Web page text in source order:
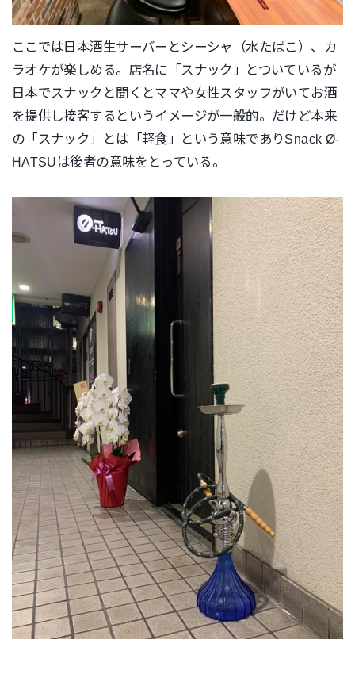
ここでは日本酒生サーバーとシーシャ（水たばこ）、カ
ラオケが楽しめる。店名に「スナック」とついているが
日本でスナックと聞くとママや女性スタッフがいてお酒
を提供し接客するというイメージが一般的。だけど本来
の「スナック」とは「軽食」という意味でありSnack Ø-
HATSUは後者の意味をとっている。